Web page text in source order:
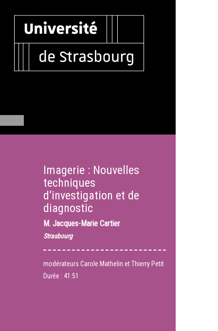
Imagerie : Nouvelles
techniques
d’investigation et de
diagnostic
M. Jacques-Marie Cartier
Strasbourg
modérateurs Carole Mathelin et Thierry Petit
Durée : 41:51